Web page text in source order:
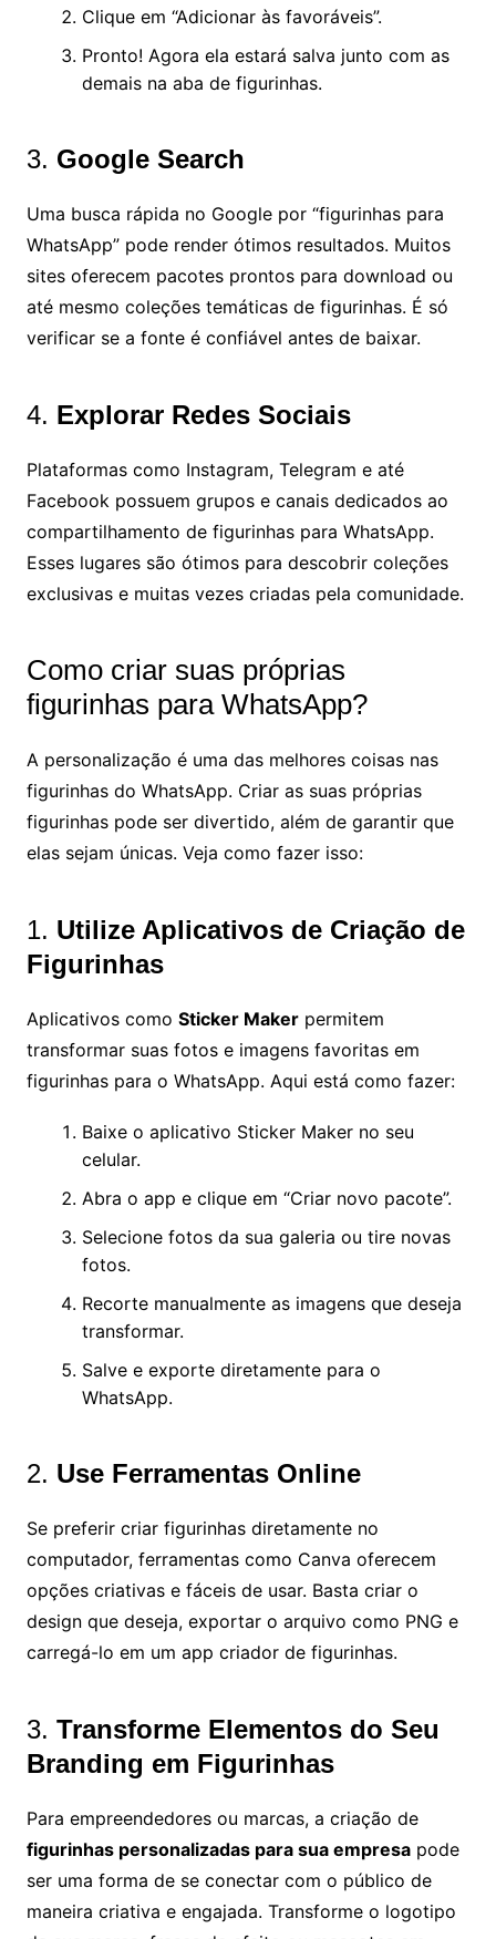
Clique em “Adicionar às favoráveis”.
Pronto! Agora ela estará salva junto com as
demais na aba de figurinhas.
3. Google Search
Uma busca rápida no Google por “figurinhas para
WhatsApp” pode render ótimos resultados. Muitos
sites oferecem pacotes prontos para download ou
até mesmo coleções temáticas de figurinhas. É só
verificar se a fonte é confiável antes de baixar.
4. Explorar Redes Sociais
Plataformas como Instagram, Telegram e até
Facebook possuem grupos e canais dedicados ao
compartilhamento de figurinhas para WhatsApp.
Esses lugares são ótimos para descobrir coleções
exclusivas e muitas vezes criadas pela comunidade.
Como criar suas próprias
figurinhas para WhatsApp?
A personalização é uma das melhores coisas nas
figurinhas do WhatsApp. Criar as suas próprias
figurinhas pode ser divertido, além de garantir que
elas sejam únicas. Veja como fazer isso:
1. Utilize Aplicativos de Criação de
Figurinhas
Aplicativos como Sticker Makerpermitem
transformar suas fotos e imagens favoritas em
figurinhas para o WhatsApp. Aqui está como fazer:
Baixe o aplicativo Sticker Maker no seu
celular.
Abra o app e clique em “Criar novo pacote”.
Selecione fotos da sua galeria ou tire novas
fotos.
Recorte manualmente as imagens que deseja
transformar.
Salve e exporte diretamente para o
WhatsApp.
2. Use Ferramentas Online
Se preferir criar figurinhas diretamente no
computador, ferramentas como Canva oferecem
opções criativas e fáceis de usar. Basta criar o
design que deseja, exportar o arquivo como PNG e
carregá-lo em um app criador de figurinhas.
3. Transforme Elementos do Seu
Branding em Figurinhas
Para empreendedores ou marcas, a criação de
figurinhas personalizadas para sua empresapode
ser uma forma de se conectar com o público de
maneira criativa e engajada. Transforme o logotipo